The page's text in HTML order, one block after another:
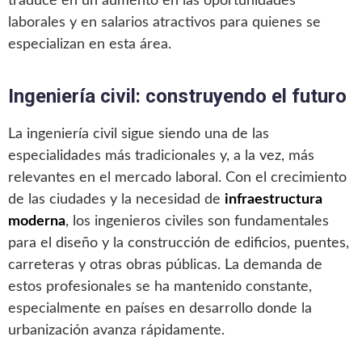
laborales y en salarios atractivos para quienes se
especializan en esta área.
Ingeniería civil: construyendo el futuro
La ingeniería civil sigue siendo una de las
especialidades más tradicionales y, a la vez, más
relevantes en el mercado laboral. Con el crecimiento
de las ciudades y la necesidad de infraestructura
moderna, los ingenieros civiles son fundamentales
para el diseño y la construcción de edificios, puentes,
carreteras y otras obras públicas. La demanda de
estos profesionales se ha mantenido constante,
especialmente en países en desarrollo donde la
urbanización avanza rápidamente.